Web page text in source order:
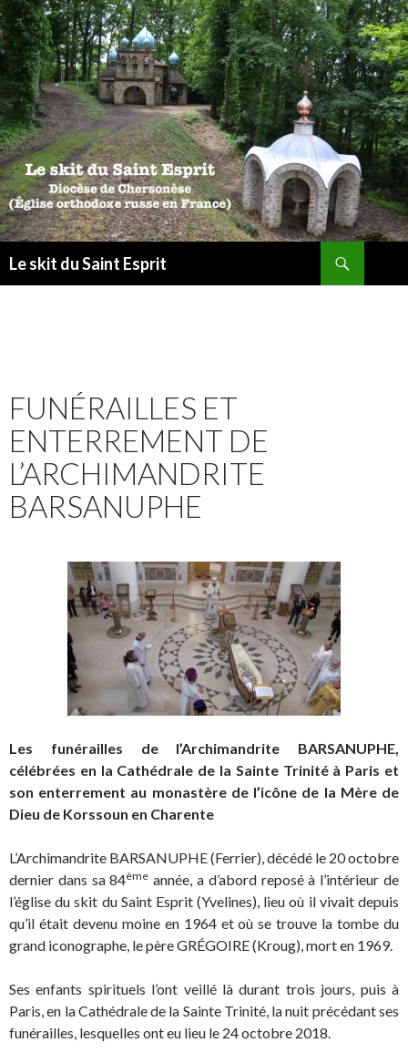
Le skit du Saint Esprit
FUNÉRAILLES ET
ENTERREMENT DE
L’ARCHIMANDRITE
BARSANUPHE
Les funérailles de l’Archimandrite BARSANUPHE,
célébrées en la Cathédrale de la Sainte Trinité à Paris et
son enterrement au monastère de l’icône de la Mère de
Dieu de Korssoun en Charente
L’Archimandrite BARSANUPHE (Ferrier), décédé le 20 octobre
dernier dans sa 84ème année, a d’abord reposé à l’intérieur de
l’église du skit du Saint Esprit (Yvelines), lieu où il vivait depuis
qu’il était devenu moine en 1964 et où se trouve la tombe du
grand iconographe, le père GRÉGOIRE (Kroug), mort en 1969.
Ses enfants spirituels l’ont veillé là durant trois jours, puis à
Paris, en la Cathédrale de la Sainte Trinité, la nuit précédant ses
funérailles, lesquelles ont eu lieu le 24 octobre 2018.